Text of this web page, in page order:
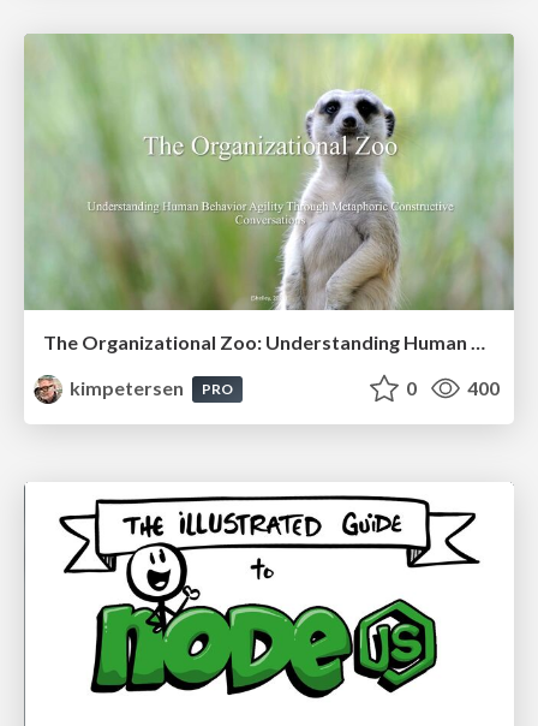
The Organizational Zoo: Understanding Human Behavior Agility Through Metaphoric Constructive Conversations (based on the works of Arthur Shelley, Ph.D)
kimpetersen
PRO 0 400